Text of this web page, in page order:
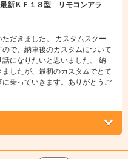
新ＫＦ１８型 リモコンアラ
だきました。 カスタムスクー
で、納車後のカスタムについて
になりたいと思いました。 納
したが、最初のカスタムでとて
乗っていきます。ありがとうご